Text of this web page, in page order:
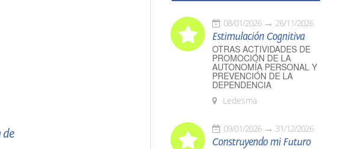
08/01/2026 26/11/2026
Estimulación Cognitiva
OTRAS ACTIVIDADES DE
PROMOCIÓN DE LA
AUTONOMÍA PERSONAL Y
PREVENCIÓN DE LA
DEPENDENCIA
Ledesma
09/01/2026 31/12/2026
Construyendo mi Futuro